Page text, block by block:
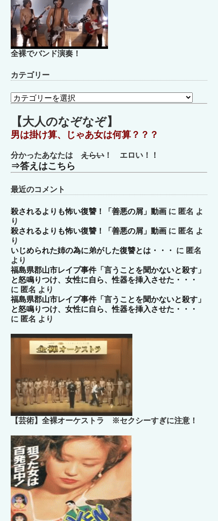
全裸でバンド演奏！
カテゴリー
カ
テ
ゴ
リ
ー
【大人のなぞなぞ】
男は掛け算、じゃあ女は何算？？？
分かったあなたはえらい！ エロい！！
⇒答えはこちら
最近のコメント
殺されるよりも怖い復讐！「善悪の屑」動画 に 匿名 よ
り
殺されるよりも怖い復讐！「善悪の屑」動画 に 匿名 よ
り
いじめられた姉の為に弟がした復讐とは・・・
に 匿名
より
福島県郡山市レイプ事件「言うことを聞かないと殺す」
と怒鳴りつけ、女性に自ら、性器を挿入させた・・・
に 匿名 より
福島県郡山市レイプ事件「言うことを聞かないと殺す」
と怒鳴りつけ、女性に自ら、性器を挿入させた・・・
に 匿名 より
【芸術】全裸オーケストラ ※セクシーすぎに注意！